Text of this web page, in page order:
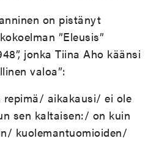
on pistänyt
”Eleusis”
jonka Tiina Aho käänsi
valoa”:
repimä/ aikakausi/ ei ole
sen kaltaisen:/ on kuin
kuolemantuomioiden/